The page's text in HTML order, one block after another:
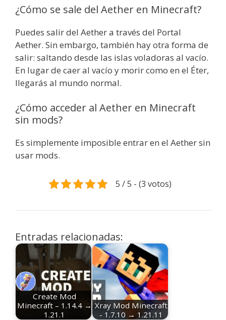
¿Cómo se sale del Aether en Minecraft?
Puedes salir del Aether a través del Portal
Aether. Sin embargo, también hay otra forma de
salir: saltando desde las islas voladoras al vacío.
En lugar de caer al vacío y morir como en el Éter,
llegarás al mundo normal.
¿Cómo acceder al Aether en Minecraft
sin mods?
Es simplemente imposible entrar en el Aether sin
usar mods.
5 / 5 - (3 votos)
Entradas relacionadas:
Create Mod
Minecraft – 1.14.4 →
1.21.1
Xray Mod Minecraft
- 1.7.10 → 1.21.11